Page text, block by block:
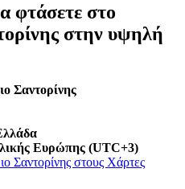
φτάσετε στο
στην υψηλή
Σαντορίνης
Ευρώπης (UTC+3)
Σαντορίνης στους Χάρτες